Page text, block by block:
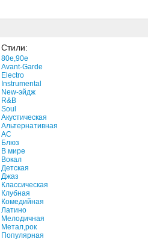
8:48
Стили:
80e,90e
Avant-Garde
Electro
Instrumental
New-эйдж
R&B
Soul
Акустическая
Альтернативная
АС
Блюз
В мире
Вокал
Детская
Джаз
Классическая
Клубная
Комедийная
Латино
Мелодичная
Метал,рок
Популярная